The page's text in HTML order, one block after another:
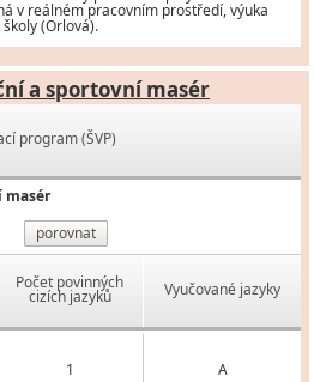
v reálném pracovním prostředí, výuka
(Orlová).
a sportovní masér
program (ŠVP)
masér
porovnat
Počet povinných
cizích jazyků Vyučované jazyky
1 A